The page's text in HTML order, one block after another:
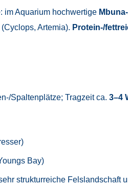
im Aquarium hochwertige
Artemia). Protein-/
Spaltenplätze; Tragzeit ca. 3–4
Bay)
strukturreiche Felslandschaft